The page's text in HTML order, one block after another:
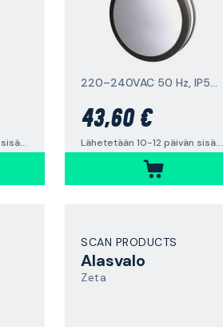
Lähetetään 10-12 päivän sisällä
220–240VAC 50 Hz, IP54, E27
43,60 €
Lähetetään 10-12 päivän sisällä
SCAN PRODUCTS
Alasvalo
Zeta